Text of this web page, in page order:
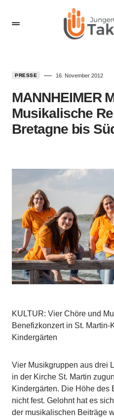
PRESSE 16. November 2012
MANNHEIMER
Musikalische
Bretagne bis
KULTUR: Vier Chöre und
Benefizkonzert in St.
Kindergärten
Vier Musikgruppen aus drei
in der Kirche St. Martin
Kindergärten. Die Höhe des
nicht fest. Gelohnt hat es
der musikalischen Beiträge